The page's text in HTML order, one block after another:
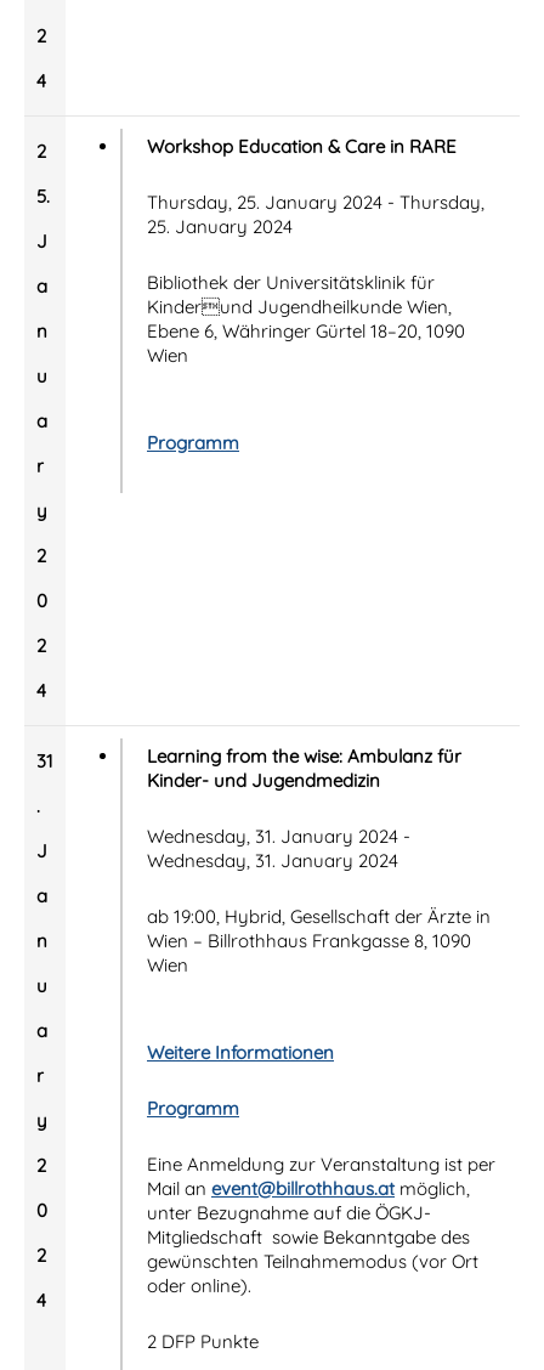
2
4
2
5.
J
a
n
u
a
r
y
2
0
2
4
Workshop Education & Care in RARE
Thursday, 25. January 2024 - Thursday,
25. January 2024
Bibliothek der Universitätsklinik für
Kinderund Jugendheilkunde Wien,
Ebene 6, Währinger Gürtel 18–20, 1090
Wien
Programm
31
.
J
a
n
u
a
r
y
2
0
2
4
Learning from the wise: Ambulanz für
Kinder- und Jugendmedizin
Wednesday, 31. January 2024 -
Wednesday, 31. January 2024
ab 19:00, Hybrid, Gesellschaft der Ärzte in
Wien – Billrothhaus Frankgasse 8, 1090
Wien
Weitere Informationen
Programm
Eine Anmeldung zur Veranstaltung ist per
Mail an event@billrothhaus.atmöglich,
unter Bezugnahme auf die ÖGKJ-
Mitgliedschaft sowie Bekanntgabe des
gewünschten Teilnahmemodus (vor Ort
oder online).
2 DFP Punkte